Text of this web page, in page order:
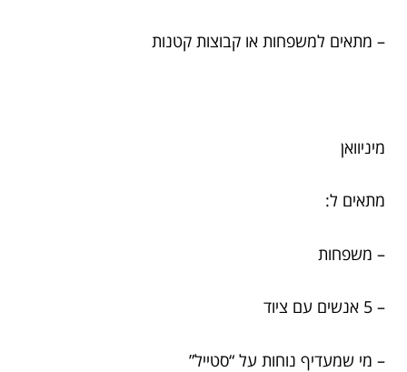
– מתאים למשפחות או קבוצות קטנות
מיניוואן
מתאים ל:
– משפחות
– 5 אנשים עם ציוד
– מי שמעדיף נוחות על “סטייל”